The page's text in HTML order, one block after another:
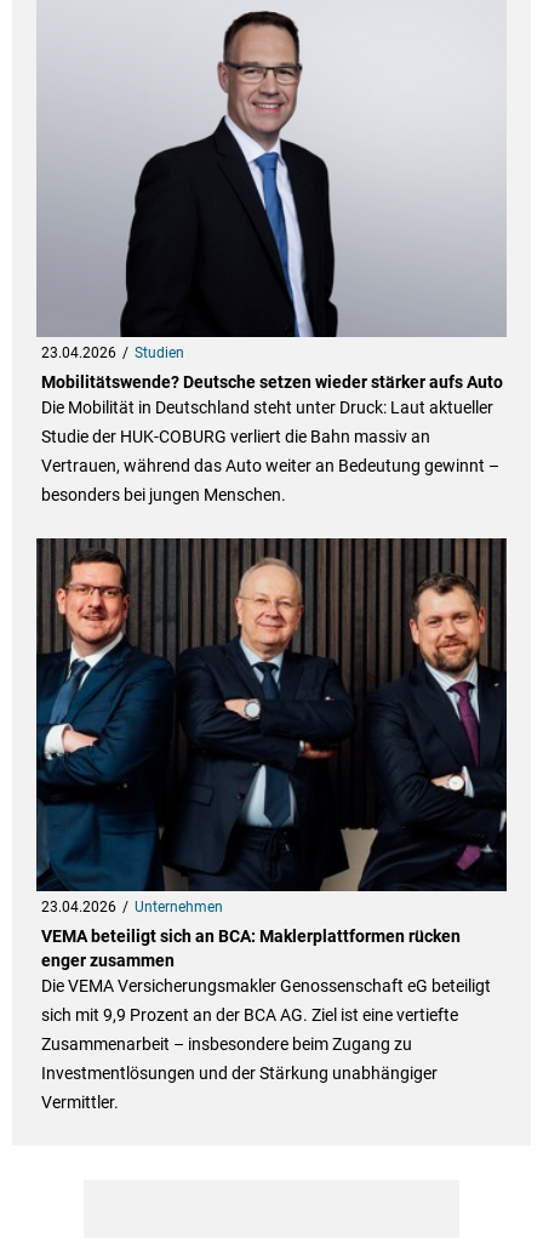
23.04.2026 Studien
Mobilitätswende? Deutsche setzen wieder stärker aufs Auto
Die Mobilität in Deutschland steht unter Druck: Laut aktueller
Studie der HUK-COBURG verliert die Bahn massiv an
Vertrauen, während das Auto weiter an Bedeutung gewinnt –
besonders bei jungen Menschen.
23.04.2026 Unternehmen
VEMA beteiligt sich an BCA: Maklerplattformen rücken
enger zusammen
Die VEMA Versicherungsmakler Genossenschaft eG beteiligt
sich mit 9,9 Prozent an der BCA AG. Ziel ist eine vertiefte
Zusammenarbeit – insbesondere beim Zugang zu
Investmentlösungen und der Stärkung unabhängiger
Vermittler.